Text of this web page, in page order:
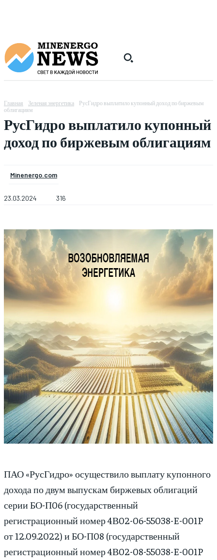
Главная Зеленая энергетика
РусГидро выплатило купонный доход по биржевым
облигациям
РусГидро выплатило купонный
доход по биржевым облигациям
Minenergo.com
23.03.2024 316
ПАО «РусГидро» осуществило выплату купонного
дохода по двум выпускам биржевых облигаций
серии БО-П06 (государственный
регистрационный номер 4В02-06-55038-E-001P
от 12.09.2022) и БО-П08 (государственный
регистрационный номер 4В02-08-55038-E-001P